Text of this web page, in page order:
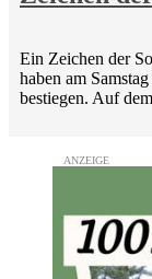
Ein Zeichen der
haben am
bestiegen. Auf